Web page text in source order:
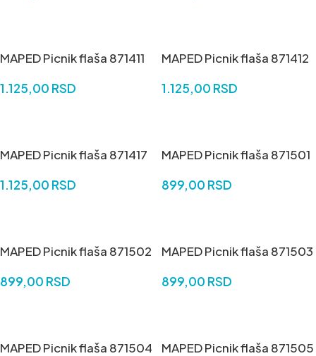
MAPED Picnik flaša 871411
1.125,00 RSD
MAPED Picnik flaša 871412
1.125,00 RSD
MAPED Picnik flaša 871417
1.125,00 RSD
MAPED Picnik flaša 871501
899,00 RSD
MAPED Picnik flaša 871502
899,00 RSD
MAPED Picnik flaša 871503
899,00 RSD
MAPED Picnik flaša 871504
MAPED Picnik flaša 871505